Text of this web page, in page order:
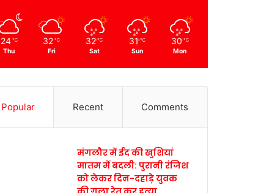
24 ℃
Thu
32 ℃
Fri
32 ℃
Sat
31 ℃
Sun
30 ℃
Mon
Popular Recent Comments
मंगलौर में ईद की खुशियां
मातम में बदली: पुरानी रंजिश
को लेकर दिन-दहाड़े युवक